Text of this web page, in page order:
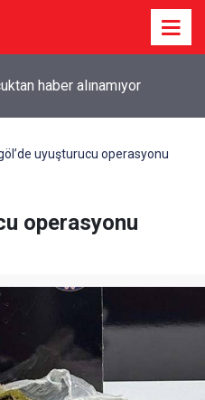
haber alınamıyor
uyuşturucu operasyonu
operasyonu